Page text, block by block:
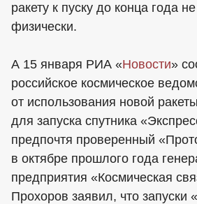
ракету к пуску до конца года
физически.
А 15 января РИА «Новости»
российское космическое
от использования новой
для запуска спутника
предпочтя проверенный
в октябре прошлого года
предприятия «Космическая
Прохоров заявил, что запуски